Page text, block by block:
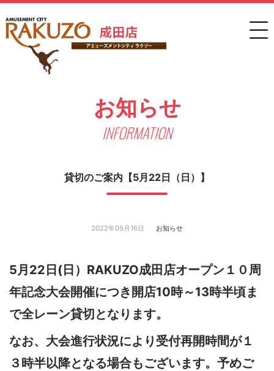
お知らせ
INFORMATION
貸切のご案内【5月22日（日）】
2022年05月16日 お知らせ
5月22日(日）RAKUZO成田店オープン１０周
年記念大会開催につき開店10時～13時半頃ま
で全レーン貸切となります。
なお、大会進行状況により受付再開時間が１
３時半以降となる場合もございます。予めご